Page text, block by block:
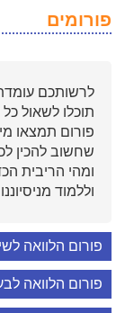
פורומים
לרשותכם
תוכלו לשאול
פורום תמצאו
שחשוב להכין
ומהי הריבית
וללמוד
פורום הלוואה
פורום הלוואה